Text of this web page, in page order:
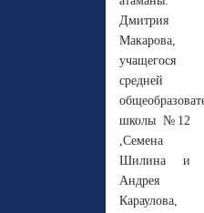
Дмитрия
Макарова,
учащегося
средней
школы №12
,Семена
Шилина и
Андрея
Караулова,